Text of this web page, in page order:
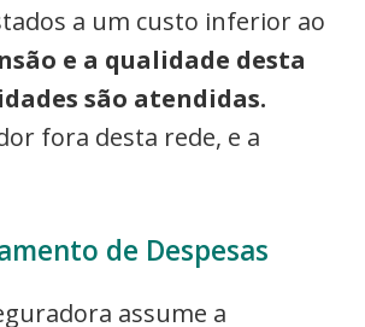
a um custo inferior ao
e a qualidade desta
são atendidas.
fora desta rede, e a
de Despesas
assume a